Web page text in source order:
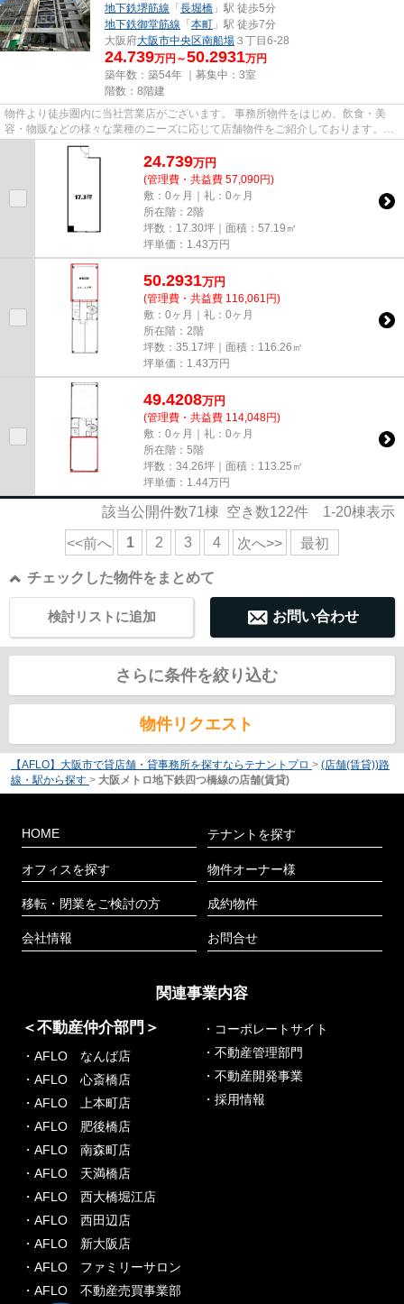
地下鉄堺筋線 「長堀橋 」駅 徒歩5分
地下鉄御堂筋線 「本町 」駅 徒歩7分
大阪府大阪市中央区南船場 ３丁目6-28
24.739万円～50.2931万円
築年数：築54年 ｜募集中： 3室
階数：8階建
物件より徒歩圏内に当社営業店がございます。 事務所物件をはじめ、飲食・美
容・物販などの様々な業種のニーズに応じて店舗物件をご紹介しております。
尚、弊社ではおとり広告は一切...
24.739万円
(管理費・共益費 57,090円)
敷：0ヶ月｜礼：0ヶ月
所在階：2階
坪数：17.30坪｜面積：57.19㎡
坪単価： 1.43万円
50.2931万円
(管理費・共益費 116,061円)
敷：0ヶ月｜礼：0ヶ月
所在階：2階
坪数：35.17坪｜面積：116.26㎡
坪単価： 1.43万円
49.4208万円
(管理費・共益費 114,048円)
敷：0ヶ月｜礼：0ヶ月
所在階：5階
坪数：34.26坪｜面積：113.25㎡
坪単価： 1.44万円
該当公開件数71棟 空き数122件 1-20棟表示
<<前へ 1 2 3 4 次へ>> 最初
チェックした物件をまとめて
お問い合わせ
検討リストに追加
さらに条件を絞り込む
物件リクエスト
【AFLO】大阪市で貸店舗・貸事務所を探すならテナントプロ > (店舗(賃貸))路
線・駅から探す > 大阪メトロ地下鉄四つ橋線の店舗(賃貸)
HOME
オフィスを探す
移転・閉業をご検討の方
会社情報
テナントを探す
物件オーナー様
成約物件
お問合せ
関連事業内容
＜不動産仲介部門＞
・AFLO なんば店
・AFLO 心斎橋店
・AFLO 上本町店
・AFLO 肥後橋店
・AFLO 南森町店
・AFLO 天満橋店
・AFLO 西大橋堀江店
・AFLO 西田辺店
・AFLO 新大阪店
・AFLO ファミリーサロン
・AFLO 不動産売買事業部
・コーポレートサイト
・不動産管理部門
・不動産開発事業
・採用情報